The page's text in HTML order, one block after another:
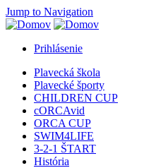
Jump to Navigation
Prihlásenie
Plavecká škola
Plavecké športy
CHILDREN CUP
cORCAvid
ORCA CUP
SWIM4LIFE
3-2-1 ŠTART
História